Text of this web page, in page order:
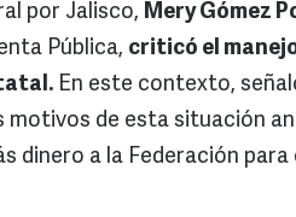
por Jalisco, Mery Gómez
Pública, criticó el
En este contexto,
motivos de esta situación
dinero a la Federación